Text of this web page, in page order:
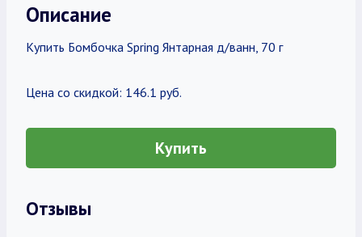
Описание
Купить Бомбочка Spring Янтарная д/ванн, 70 г
Цена со скидкой: 146.1 руб.
Купить
Отзывы